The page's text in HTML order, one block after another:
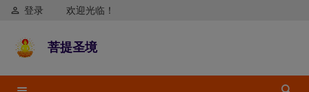
欢迎光临！
登录
菩提圣境